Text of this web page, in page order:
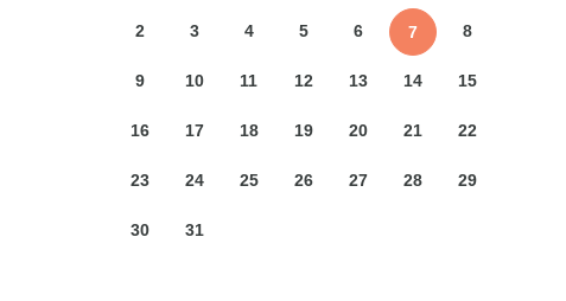
2 3 4 5 6 7 8
9 10 11 12 13 14 15
16 17 18 19 20 21 22
23 24 25 26 27 28 29
30 31